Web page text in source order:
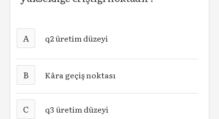
A q2 üretim düzeyi
B Kâra geçiş noktası
C q3 üretim düzeyi